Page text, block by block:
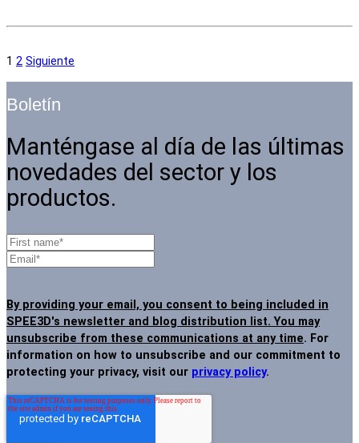
1 2 Siguiente
Boletín
Manténgase al día de las últimas
novedades del sector y los
productos.
By providing your email, you consent to being included in
SPEE3D's newsletter and blog distribution list. You may
unsubscribe from these communications at any time. For
information on how to unsubscribe and our commitment to
protecting your privacy, visit our privacy policy.